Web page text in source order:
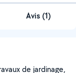
Avis (1)
de jardinage,